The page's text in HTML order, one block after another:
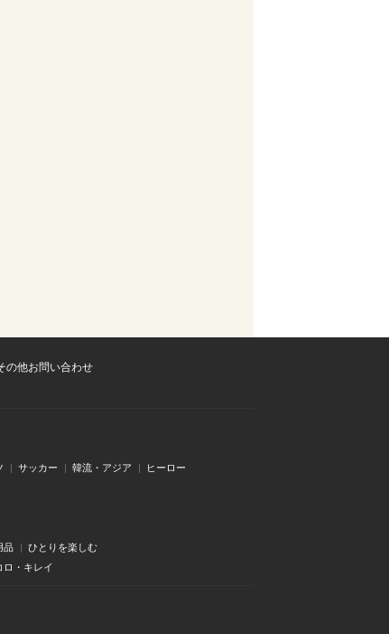
の他お問い合わせ
サッカー 韓流・アジア ヒーロー
品 ひとりを楽しむ
ロ・キレイ